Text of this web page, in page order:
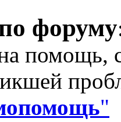
форуму
помощь,
"